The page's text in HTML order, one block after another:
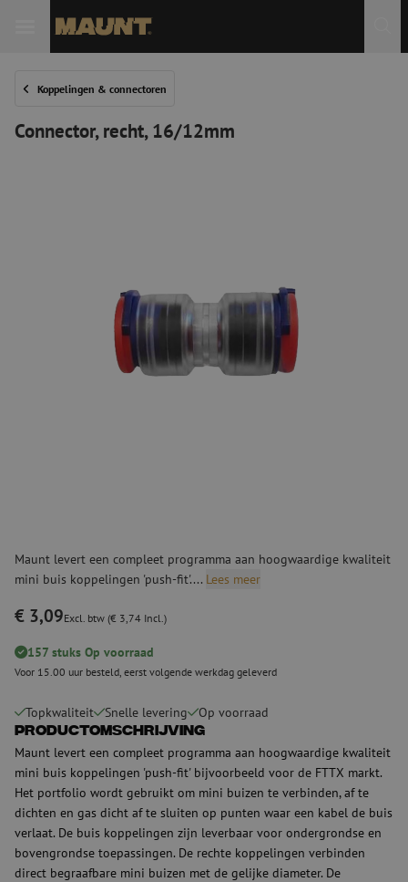
Koppelingen & connectoren
Connector, recht, 16/12mm
Maunt levert een compleet programma aan hoogwaardige kwaliteit
mini buis koppelingen 'push-fit'.... Lees meer
€ 3,09Excl. btw (€ 3,74 Incl.)
157 stuks Op voorraad
Voor 15.00 uur besteld, eerst volgende werkdag geleverd
Topkwaliteit Snelle levering Op voorraad
Productomschrijving
Maunt levert een compleet programma aan hoogwaardige kwaliteit
mini buis koppelingen 'push-fit' bijvoorbeeld voor de FTTX markt.
Het portfolio wordt gebruikt om mini buizen te verbinden, af te
dichten en gas dicht af te sluiten op punten waar een kabel de buis
verlaat. De buis koppelingen zijn leverbaar voor ondergrondse en
bovengrondse toepassingen. De rechte koppelingen verbinden
direct begraafbare mini buizen met de gelijke diameter. De